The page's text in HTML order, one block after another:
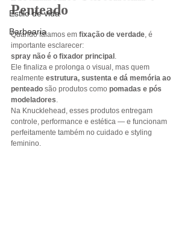
Estilo de vida
Barbearia
Penteado
Quando falamos em fixação de verdade, é
importante esclarecer:
spray não é o fixador principal .
Ele finaliza e prolonga o visual, mas quem
realmente estrutura, sustenta e dá memória ao
penteado são produtos como pomadas e pós
modeladores.
Na Knucklehead, esses produtos entregam
controle, performance e estética — e funcionam
perfeitamente também no cuidado e styling
feminino.